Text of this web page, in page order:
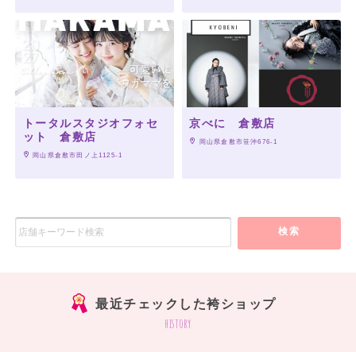
トータルスタジオフォセ
ット 倉敷店
岡山県倉敷市田ノ上1125-1
京べに 倉敷店
岡山県倉敷市笹沖676-1
検索
最近チェックした袴ショップ
history